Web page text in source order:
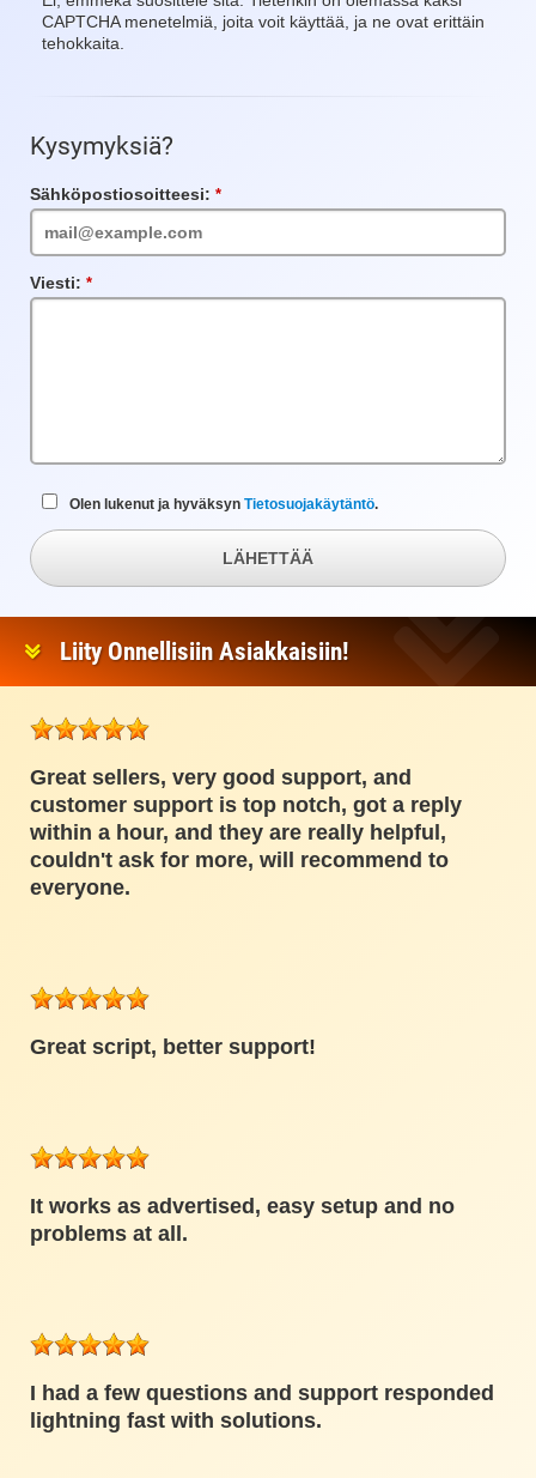
CAPTCHA menetelmiä, joita voit käyttää, ja ne ovat erittäin
tehokkaita.
Kysymyksiä?
Sähköpostiosoitteesi:
kenttä
Viesti:
kenttä
Olen lukenut ja hyväksyn Tietosuojakäytäntö.
LÄHETTÄÄ
Liity Onnellisiin Asiakkaisiin!
Great sellers, very good support, and
customer support is top notch, got a reply
within a hour, and they are really helpful,
couldn't ask for more, will recommend to
everyone.
Great script, better support!
It works as advertised, easy setup and no
problems at all.
I had a few questions and support responded
lightning fast with solutions.